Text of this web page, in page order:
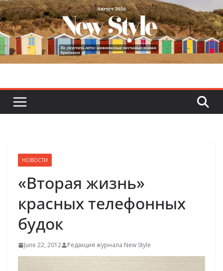
Skip
to
content
НОВОСТИ
«Вторая жизнь»
красных телефонных
будок
June 22, 2012 Редакция журнала New Style